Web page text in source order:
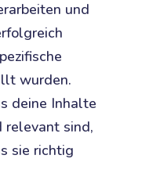
und
wurden.
deine Inhalte
relevant sind,
sie richtig